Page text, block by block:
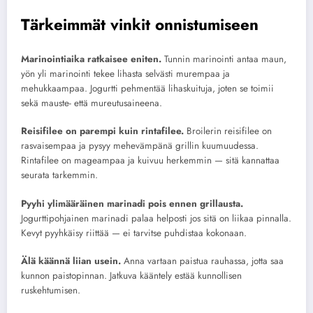
Tärkeimmät vinkit onnistumiseen
Marinointiaika ratkaisee eniten. Tunnin marinointi antaa maun,
yön yli marinointi tekee lihasta selvästi murempaa ja
mehukkaampaa. Jogurtti pehmentää lihaskuituja, joten se toimii
sekä mauste- että mureutusaineena.
Reisifilee on parempi kuin rintafilee. Broilerin reisifilee on
rasvaisempaa ja pysyy mehevämpänä grillin kuumuudessa.
Rintafilee on mageampaa ja kuivuu herkemmin — sitä kannattaa
seurata tarkemmin.
Pyyhi ylimääräinen marinadi pois ennen grillausta.
Jogurttipohjainen marinadi palaa helposti jos sitä on liikaa pinnalla.
Kevyt pyyhkäisy riittää — ei tarvitse puhdistaa kokonaan.
Älä käännä liian usein. Anna vartaan paistua rauhassa, jotta saa
kunnon paistopinnan. Jatkuva kääntely estää kunnollisen
ruskehtumisen.